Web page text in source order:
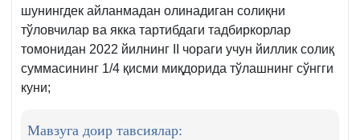
шунингдек айланмадан олинадиган солиқни
тўловчилар ва якка тартибдаги тадбиркорлар
томонидан 2022 йилнинг II чораги учун йиллик солиқ
суммасининг 1/4 қисми миқдорида тўлашнинг сўнгги
куни;
Мавзуга доир тавсиялар: